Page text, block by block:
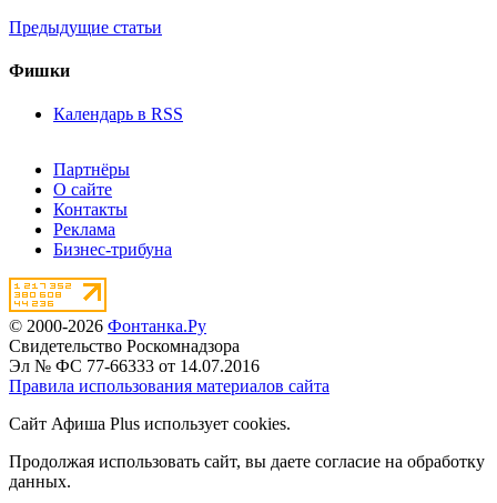
Предыдущие статьи
Фишки
Календарь в RSS
Партнёры
О сайте
Контакты
Реклама
Бизнес-трибуна
© 2000-2026 Фонтанка.Ру
Свидетельство Роскомнадзора
Эл № ФС 77-66333 от 14.07.2016
Правила использования материалов сайта
Сайт Афиша Plus использует cookies.
Продолжая использовать сайт, вы даете согласие на обработку
данных.